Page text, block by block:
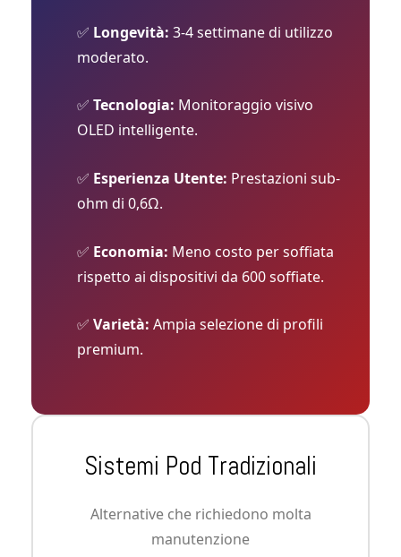
✅ Longevità: 3-4 settimane di utilizzo
moderato.
✅ Tecnologia: Monitoraggio visivo
OLED intelligente.
✅ Esperienza Utente: Prestazioni sub-
ohm di 0,6Ω.
✅ Economia: Meno costo per soffiata
rispetto ai dispositivi da 600 soffiate.
✅ Varietà: Ampia selezione di profili
premium.
Sistemi Pod Tradizionali
Alternative che richiedono molta
manutenzione